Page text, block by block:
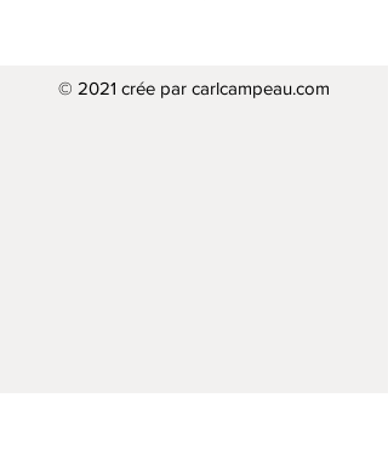
© 2021 crée par carlcampeau.com